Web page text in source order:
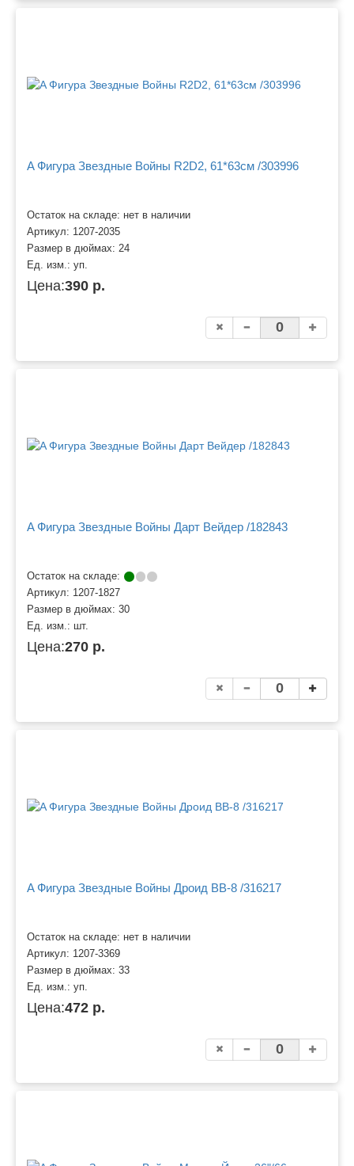
A Фигура Звездные Войны R2D2, 61*63см /303996
Остаток на складе: нет в наличии
Артикул: 1207-2035
Размер в дюймах: 24
Ед. изм.: уп.
Цена:390 р.
A Фигура Звездные Войны Дарт Вейдер /182843
Остаток на складе:
Артикул: 1207-1827
Размер в дюймах: 30
Ед. изм.: шт.
Цена:270 р.
A Фигура Звездные Войны Дроид BB-8 /316217
Остаток на складе: нет в наличии
Артикул: 1207-3369
Размер в дюймах: 33
Ед. изм.: уп.
Цена:472 р.